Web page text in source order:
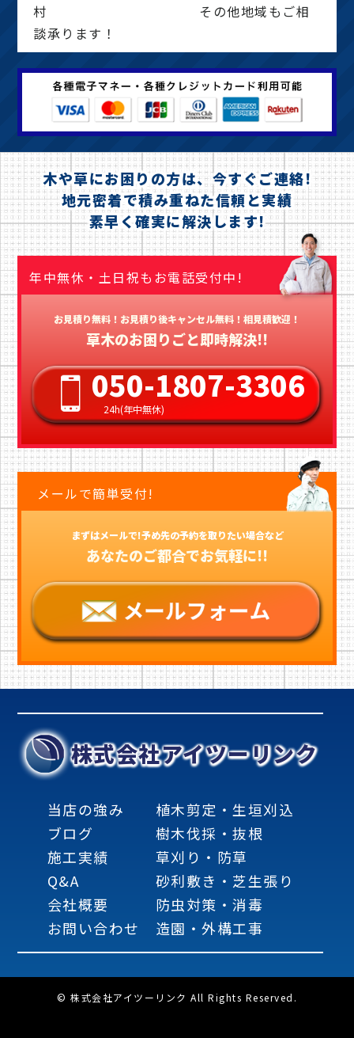
村 その他地域もご相
談承ります！
木や草にお困りの方は、今すぐご連絡!
地元密着で積み重ねた信頼と実績
素早く確実に解決します!
年中無休・土日祝もお電話受付中!
お見積り無料！お見積り後キャンセル無料！相見積歓迎！
草木のお困りごと即時解決!!
050-1807-3306
24h(年中無休)
メールで簡単受付!
まずはメールで!予め先の予約を取りたい場合など
あなたのご都合でお気軽に!!
株式会社アイツーリンク
当店の強み
ブログ
施工実績
Q&A
会社概要
お問い合わせ
植木剪定・生垣刈込
樹木伐採・抜根
草刈り・防草
砂利敷き・芝生張り
防虫対策・消毒
造園・外構工事
© 株式会社アイツーリンク All Rights Reserved.